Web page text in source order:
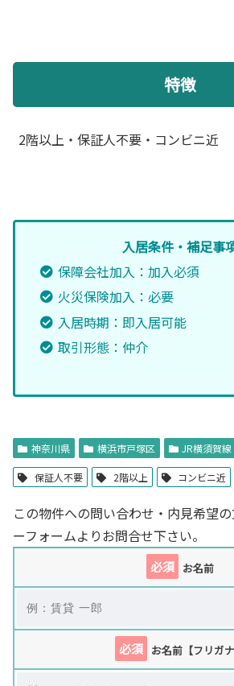
特徴
2階以上・保証人不要・コンビニ近
入居条件・補足事
保障会社加入：加入必須
火災保険加入：必要
入居時期：即入居可能
取引形態：仲介
神奈川県 横浜市戸塚区 JR横須賀線
保証人不要 2階以上 コンビニ近
この物件への問い合わせ・内見希望
ーフォームよりお問合せ下さい。
必須 お名前
必須 お名前【フリガナ